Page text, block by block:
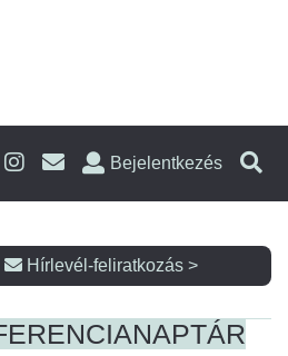
Bejelentkezés
Hírlevél-feliratkozás >
NAPTÁR